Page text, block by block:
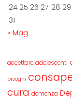
24 25 26 27 28 29
31
« Mag
accettare adolescenti
bisogni
cura demenza